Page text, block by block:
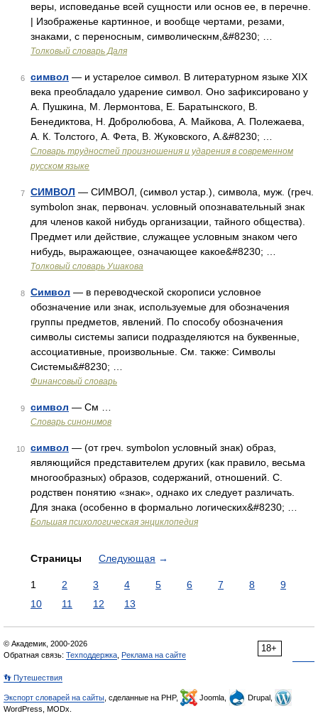
веры, исповеданье всей сущности или основ ее, в перечне.
| Изображенье картинное, и вообще чертами, резами,
знаками, с переносным, символическнм,&#8230; …
Толковый словарь Даля
6 символ — и устарелое символ. В литературном языке XIX
века преобладало ударение символ. Оно зафиксировано у
А. Пушкина, М. Лермонтова, Е. Баратынского, В.
Бенедиктова, Н. Добролюбова, А. Майкова, А. Полежаева,
А. К. Толстого, А. Фета, В. Жуковского, А.&#8230; …
Словарь трудностей произношения и ударения в современном
русском языке
7 СИМВОЛ — СИМВОЛ, (символ устар.), символа, муж. (греч.
symbolon знак, первонач. условный опознавательный знак
для членов какой нибудь организации, тайного общества).
Предмет или действие, служащее условным знаком чего
нибудь, выражающее, означающее какое&#8230; …
Толковый словарь Ушакова
8 Символ — в переводческой скорописи условное
обозначение или знак, используемые для обозначения
группы предметов, явлений. По способу обозначения
символы системы записи подразделяются на буквенные,
ассоциативные, произвольные. См. также: Символы
Системы&#8230; …
Финансовый словарь
9 символ — См …
Словарь синонимов
10 символ — (от греч. symbolon условный знак) образ,
являющийся представителем других (как правило, весьма
многообразных) образов, содержаний, отношений. С.
родствен понятию «знак», однако их следует различать.
Для знака (особенно в формально логических&#8230; …
Большая психологическая энциклопедия
Страницы Следующая →
1 2 3 4 5 6 7 8
9
10
11 12 13
18+
© Академик, 2000-2026
Обратная связь: Техподдержка Реклама на сайте
👣 Путешествия
Экспорт словарей на сайты , сделанные на PHP, Joomla,
Drupal,
WordPress, MODx.